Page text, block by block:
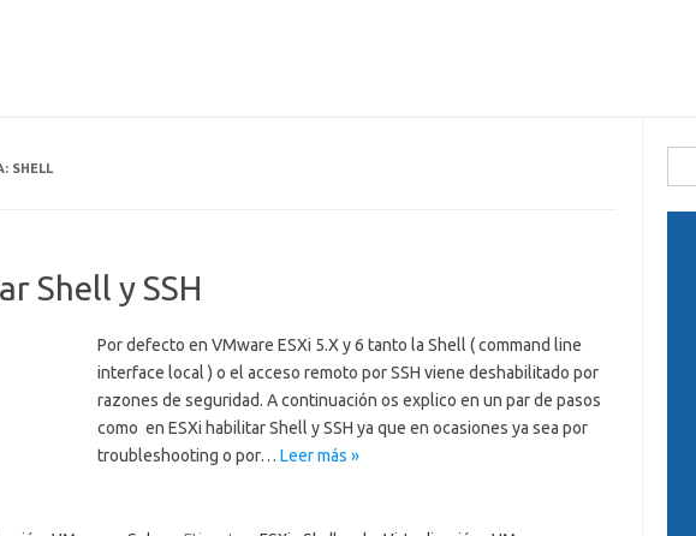
SHELL
Shell y SSH
Por defecto en VMware ESXi 5.X y 6 tanto la Shell ( command line
interface local ) o el acceso remoto por SSH viene deshabilitado por
razones de seguridad. A continuación os explico en un par de pasos
como en ESXi habilitar Shell y SSH ya que en ocasiones ya sea por
troubleshooting o por… Leer más »